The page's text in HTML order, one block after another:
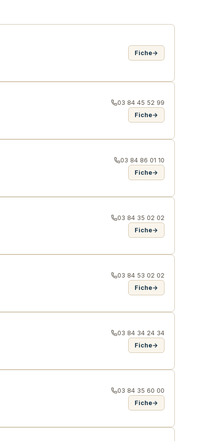
Fiche→
03 84 45 52 99
Fiche→
03 84 86 01 10
Fiche→
03 84 35 02 02
Fiche→
03 84 53 02 02
Fiche→
03 84 34 24 34
Fiche→
03 84 35 60 00
Fiche→